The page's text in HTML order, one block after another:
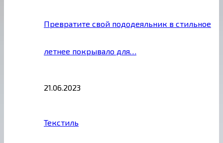
Превратите свой пододеяльник в стильное
летнее покрывало для…
21.06.2023
Текстиль